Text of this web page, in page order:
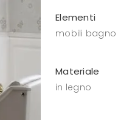
Elementi
mobili
Materiale
in legno